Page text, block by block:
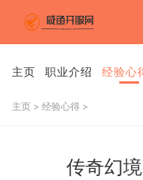
主页 职业介绍 经验心
主页 > 经验心得 >
传奇幻